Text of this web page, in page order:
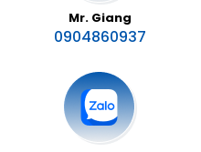
Mr. Giang
0904860937